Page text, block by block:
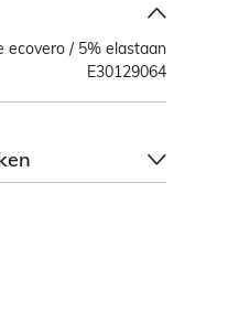
ecovero / 5% elastaan
E30129064